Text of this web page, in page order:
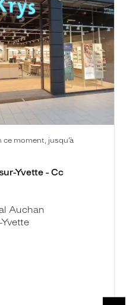
moment, jusqu’à
Yvette - Cc
Auchan